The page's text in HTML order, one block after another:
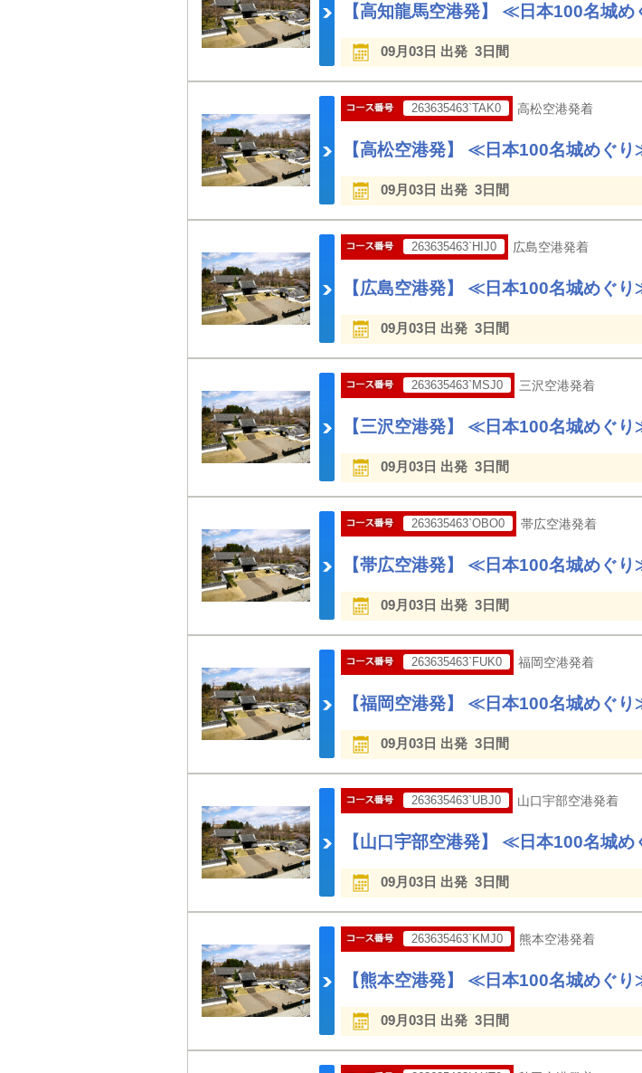
【高知龍馬空港発】 ≪日本100名城
09月03日 出発 3日間
263635463`TAK0 高松空港発着
【高松空港発】 ≪日本100名城めぐ
09月03日 出発 3日間
263635463`HIJ0 広島空港発着
【広島空港発】 ≪日本100名城めぐ
09月03日 出発 3日間
263635463`MSJ0 三沢空港発着
【三沢空港発】 ≪日本100名城めぐ
09月03日 出発 3日間
263635463`OBO0 帯広空港発着
【帯広空港発】 ≪日本100名城めぐ
09月03日 出発 3日間
263635463`FUK0 福岡空港発着
【福岡空港発】 ≪日本100名城めぐ
09月03日 出発 3日間
263635463`UBJ0 山口宇部空港発着
【山口宇部空港発】 ≪日本100名城
09月03日 出発 3日間
263635463`KMJ0 熊本空港発着
【熊本空港発】 ≪日本100名城めぐ
09月03日 出発 3日間